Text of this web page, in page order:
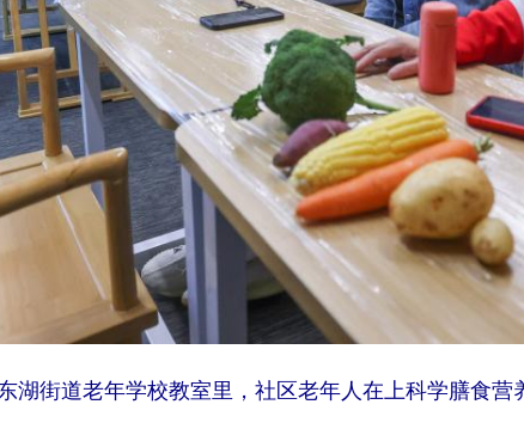
街道老年学校教室里，社区老年人在上科学膳食营